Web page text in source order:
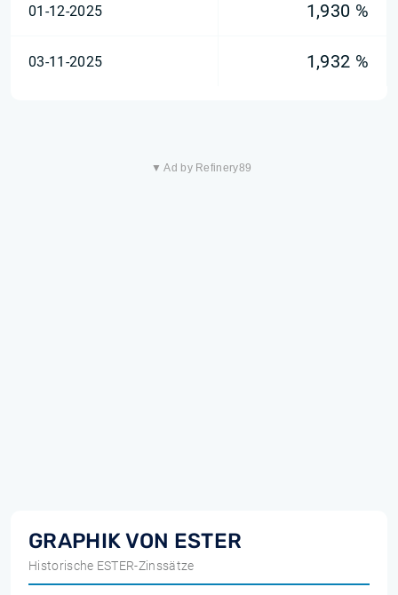
01-12-2025 1,930 %
03-11-2025 1,932 %
▼ Ad by Refinery89
GRAPHIK VON ESTER
Historische ESTER-Zinssätze